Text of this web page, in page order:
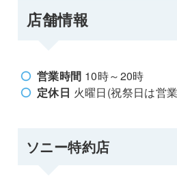
店舗情報
営業時間 10時～20時
定休日 火曜日(祝祭日は営
ソニー特約店